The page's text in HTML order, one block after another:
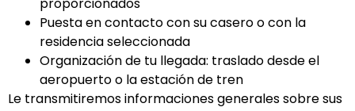
proporcionados
Puesta en contacto con su casero o con la
residencia seleccionada
Organización de tu llegada: traslado desde el
aeropuerto o la estación de tren
Le transmitiremos informaciones generales sobre sus